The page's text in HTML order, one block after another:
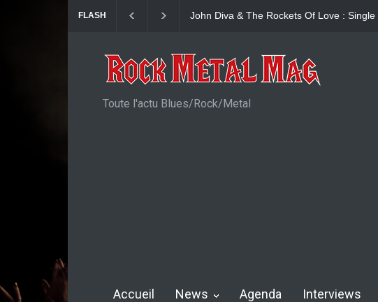
FLASH John Diva & The Rockets Of Love : Single
Toute l'actu Blues/Rock/Metal
Accueil News Agenda Interviews